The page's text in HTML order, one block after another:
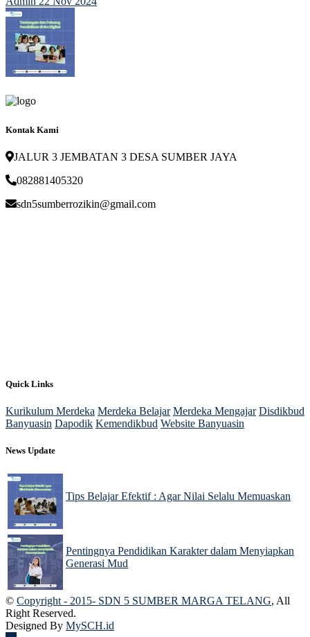
Kontak Kami
JALUR 3 JEMBATAN 3 DESA SUMBER JAYA
082881405320
sdn5sumberrozikin@gmail.com
Quick Links
Kurikulum Merdeka Merdeka Belajar Merdeka Mengajar Disdikbud
Banyuasin Dapodik Kemendikbud Website Banyuasin
News Update
Tips Belajar Efektif : Agar Nilai Selalu Memuaskan
Pentingnya Pendidikan Karakter dalam Menyiapkan
Generasi Mud
© Copyright - 2015- SDN 5 SUMBER MARGA TELANG, All
Right Reserved.
Designed By MySCH.id